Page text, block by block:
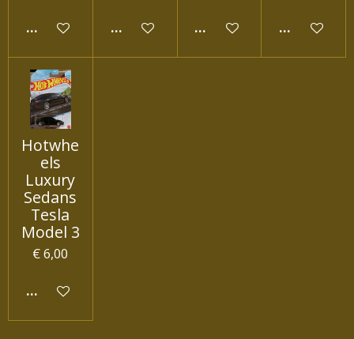
IN WINKELWAGENIN WINKELWAGENIN WINKELWAGEN
IN
Hotwhe
els
Luxury
Sedans
Tesla
Model 3
€ 6,00
IN WINKELWAGEN